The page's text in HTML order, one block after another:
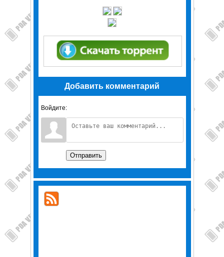
Добавить комментарий
Войдите:
Отправить